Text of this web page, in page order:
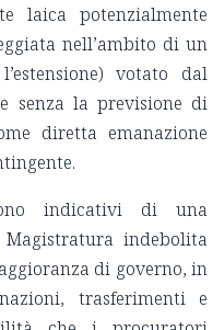
laica potenzialmente
nell’ambito di un
votato dal
senza la previsione di
diretta emanazione
indicativi di una
indebolita
di governo, in
trasferimenti e